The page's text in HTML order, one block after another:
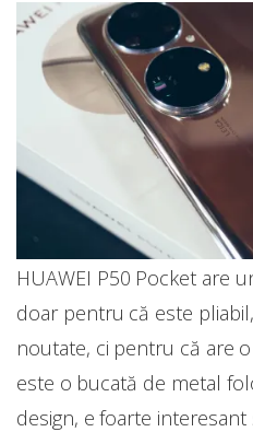
HUAWEI P50 Pocket are
doar pentru că este
noutate, ci pentru că are
este o bucată de metal
design, e foarte interesant